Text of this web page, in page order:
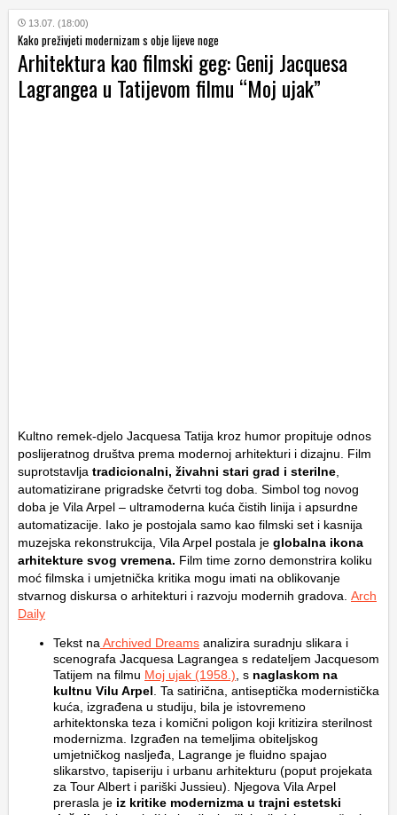
13.07. (18:00)
Kako preživjeti modernizam s obje lijeve noge
Arhitektura kao filmski geg: Genij Jacquesa
Lagrangea u Tatijevom filmu “Moj ujak”
Kultno remek-djelo Jacquesa Tatija kroz humor propituje odnos
poslijeratnog društva prema modernoj arhitekturi i dizajnu. Film
suprotstavlja tradicionalni, živahni stari grad i sterilne
automatizirane prigradske četvrti tog doba. Simbol tog novog
doba je Vila Arpel – ultramoderna kuća čistih linija i apsurdne
automatizacije. Iako je postojala samo kao filmski set i kasnija
muzejska rekonstrukcija, Vila Arpel postala je globalna ikona
arhitekture svog vremena. Film time zorno demonstrira koliku
moć filmska i umjetnička kritika mogu imati na oblikovanje
stvarnog diskursa o arhitekturi i razvoju modernih gradova. Arch
Daily
Tekst na Archived Dreams analizira suradnju slikara i
scenografa Jacquesa Lagrangea s redateljem Jacquesom
Tatijem na filmu Moj ujak (1958.) , s naglaskom na
kultnu Vilu Arpel . Ta satirična, antiseptička modernistička
kuća, izgrađena u studiju, bila je istovremeno
arhitektonska teza i komični poligon koji kritizira sterilnost
modernizma. Izgrađen na temeljima obiteljskog
umjetničkog nasljeđa, Lagrange je fluidno spajao
slikarstvo, tapiseriju i urbanu arhitekturu (poput projekata
za Tour Albert i pariški Jussieu). Njegova Vila Arpel
prerasla je iz kritike modernizma u trajni estetski